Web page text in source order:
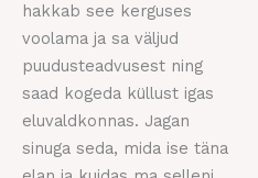
hakkab see kerguses
voolama ja sa väljud
puudusteadvusest ning
saad kogeda küllust igas
eluvaldkonnas. Jagan
sinuga seda, mida ise täna